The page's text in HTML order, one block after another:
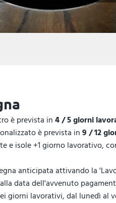
è prevista in4 / 5 giorni
è prevista in9 / 12
e isole +1 giorno lavorativo,
anticipata attivando la
data dell'avvenuto
giorni lavorativi, dal lunedì al